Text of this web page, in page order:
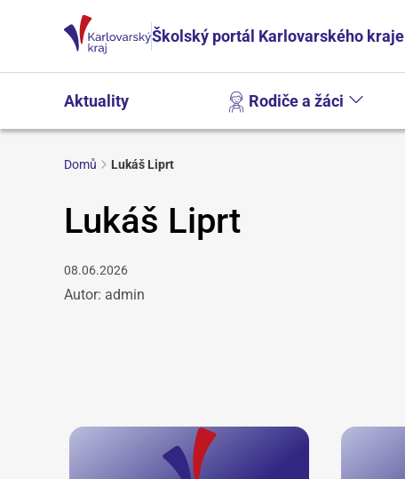
Školský portál Karlovarského kraje
Aktuality Rodiče a žáci
Domů Lukáš Liprt
Lukáš Liprt
08.06.2026
Autor: admin